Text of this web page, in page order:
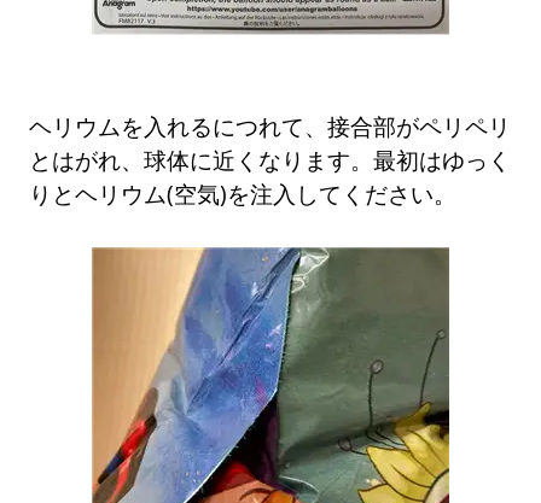
ヘリウムを入れるにつれて、接合部がペリペリ
とはがれ、球体に近くなります。最初はゆっく
りとヘリウム(空気)を注入してください。